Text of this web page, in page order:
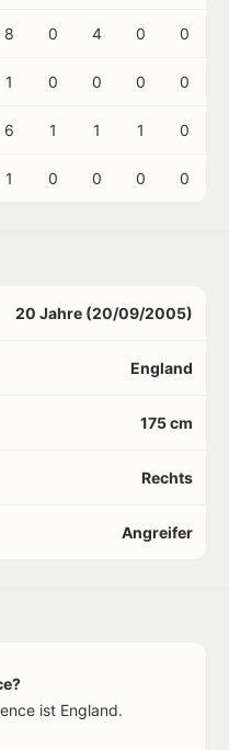
8 0 4 0 0
1 0 0 0 0
6 1 1 1 0
1 0 0 0 0
20 Jahre (20/09/2005)
England
175 cm
Rechts
Angreifer
ist England.